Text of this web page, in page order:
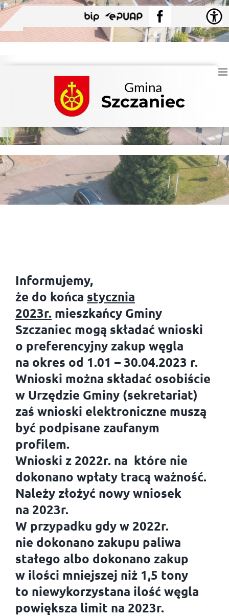
Przejdź
do
zawartości
BIP EPUAPFacebook
Gmina
Szczaniec
Informujemy,
że do końca stycznia
2023r. mieszkańcy Gminy
Szczaniec mogą składać wnioski
o preferencyjny zakup węgla
na okres od 1.01 – 30.04.2023 r.
Wnioski można składać osobiście
w Urzędzie Gminy (sekretariat)
zaś wnioski elektroniczne muszą
być podpisane zaufanym
profilem.
Wnioski z 2022r. na które nie
dokonano wpłaty tracą ważność.
Należy złożyć nowy wniosek
na 2023r.
W przypadku gdy w 2022r.
nie dokonano zakupu paliwa
stałego albo dokonano zakup
w ilości mniejszej niż 1,5 tony
to niewykorzystana ilość węgla
powiększa limit na 2023r.